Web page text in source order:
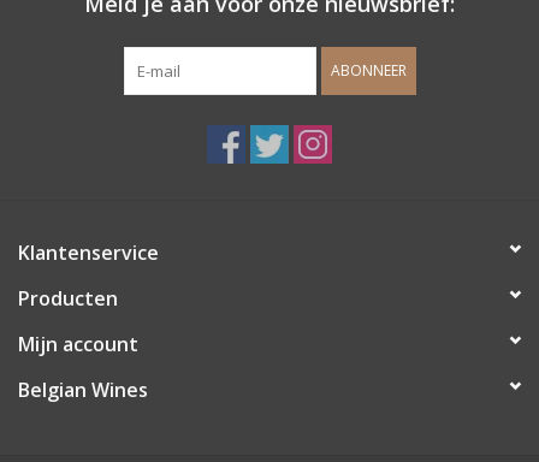
ABONNEER
Klantenservice
Producten
Mijn account
Belgian Wines